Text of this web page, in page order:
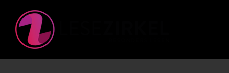
Inhalt
springen